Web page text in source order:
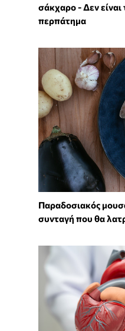
σάκχαρο - Δεν είναι
περπάτημα
Παραδοσιακός
συνταγή που θα